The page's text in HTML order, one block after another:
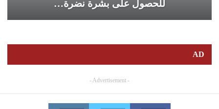
للحصول على بشرة نضرة…
AD
- Advertisement -